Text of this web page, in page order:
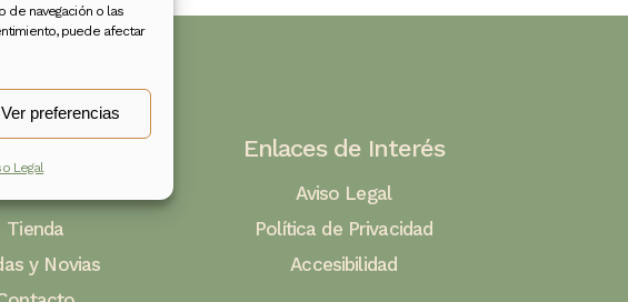
navegación o las
puede afectar
Ver preferencias
Legal
Gardencito
Tienda
y Novias
Enlaces de Interés
Aviso Legal
Política de Privacidad
Accesibilidad